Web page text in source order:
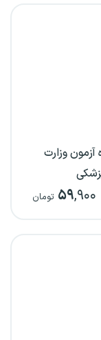
وزارت
۵۹,۹۰۰ تومان